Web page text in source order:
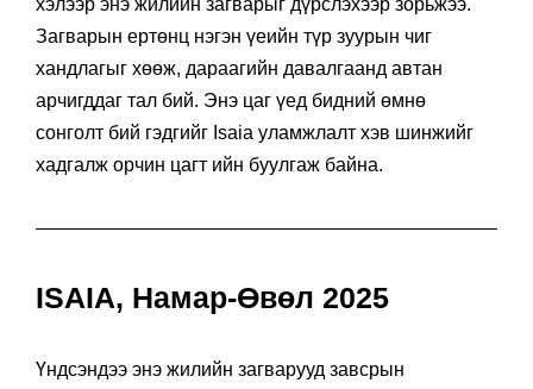
байдлыг чухалчилж Лучано Де Крешенцогийн
хэлээр энэ жилийн загварыг дүрслэхээр зорьжээ.
Загварын ертөнц нэгэн үеийн түр зуурын чиг
хандлагыг хөөж, дараагийн давалгаанд автан
арчигддаг тал бий. Энэ цаг үед бидний өмнө
сонголт бий гэдгийг Isaia уламжлалт хэв шинжийг